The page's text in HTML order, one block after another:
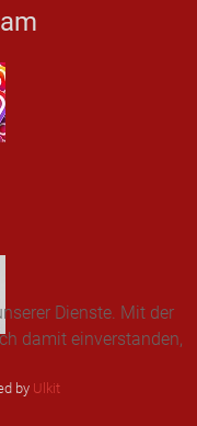
by Ulkit
Dienste. Mit der
damit einverstanden,